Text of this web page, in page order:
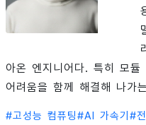
아온 엔지니어다. 특히 모
어려움을 함께 해결해 나가
#고성능 컴퓨팅#AI 가속기 #